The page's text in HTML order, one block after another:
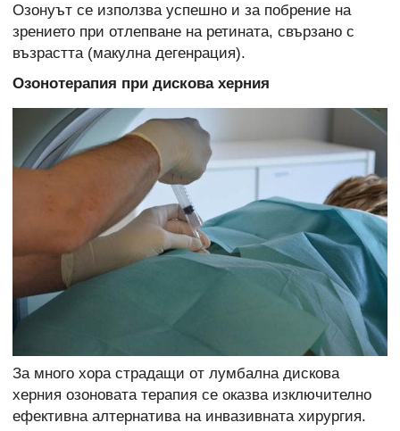
Озонуът се използва успешно и за побрение на
зрението при отлепване на ретината, свързано с
възрастта (макулна дегенрация).
Озонотерапия при дискова херния
За много хора страдащи от лумбална дискова
херния озоновата терапия се оказва изключително
ефективна алтернатива на инвазивната хирургия.